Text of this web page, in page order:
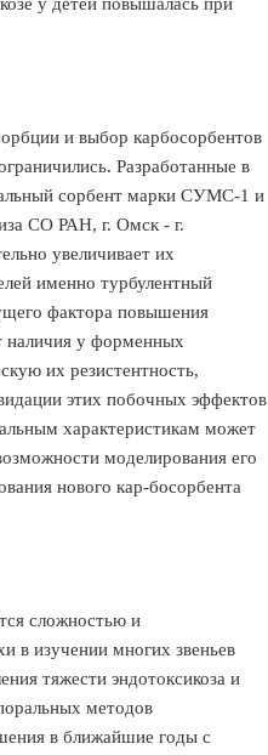
и выбор карбосорбентов
Разработанные в
сорбент марки СУМС-1 и
СО РАН, г. Омск - г.
увеличивает их
именно турбулентный
фактора повышения
наличия у форменных
их резистентность,
этих побочных эффектов
характеристикам может
моделирования его
нового кар-босорбента
сложностью и
в изучении многих звеньев
тяжести эндотоксикоза и
методов
в ближайшие годы с